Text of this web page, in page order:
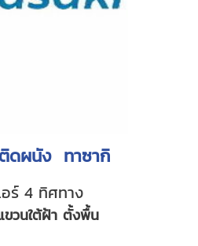
ดผนัง ทาซากิ
อร์ 4 ทิศทาง
ขวนใต้ฝ้า ตั้งพื้น